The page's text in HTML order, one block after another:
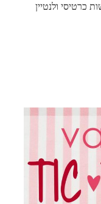
כרטיסי ולנטיין